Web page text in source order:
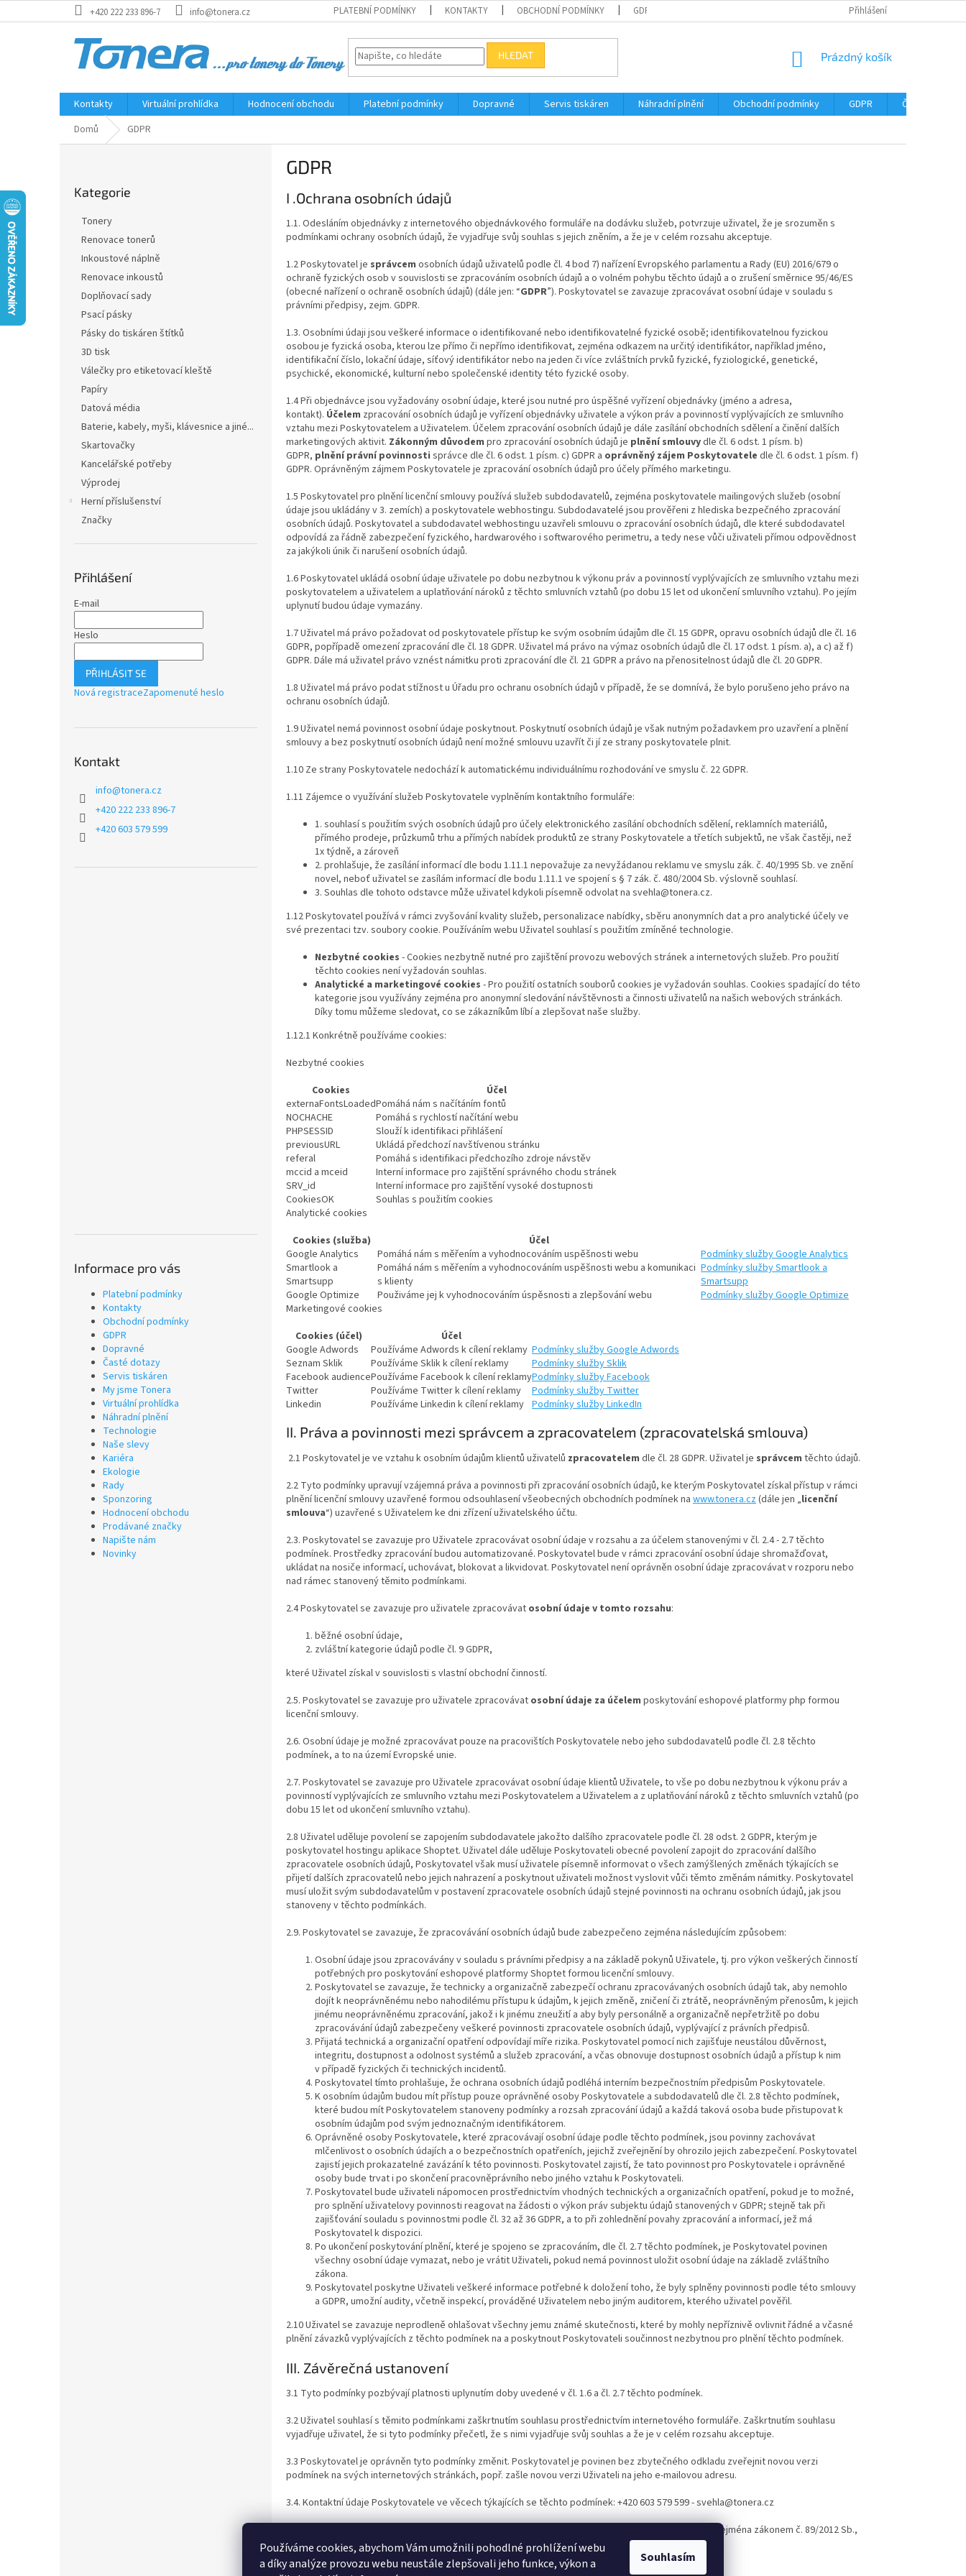
Používáme cookies, abychom Vám umožnili pohodlné prohlížení webu
a díky analýze provozu webu neustále zlepšovali jeho funkce, výkon a
Souhlasím
na
+420 222 233 896-7 info@tonera.cz PLATEBNÍ PODMÍNKY KONTAKTY OBCHODNÍ PODMÍNKY GDPR SERVIS TISKÁREN
Přihlášení
HLEDAT
NÁKUPNÍ
Prázdný košík
Kontakty Virtuální prohlídka Hodnocení obchodu Platební podmínky Dopravné Servis tiskáren Náhradní plnění Obchodní podmínky GDPR
Časté dotazy
Domů
GDPR
kategorie
Kategorie
Tonery
Renovace tonerů
Inkoustové náplně
Renovace inkoustů
Doplňovací sady
Psací pásky
Pásky do tiskáren štítků
3D tisk
Válečky pro etiketovací kleště
Papíry
Datová média
Baterie, kabely, myši, klávesnice a jiné...
Skartovačky
Kancelářské potřeby
Výprodej
Herní příslušenství
Značky
Přihlášení
E-mail
Heslo
PŘIHLÁSIT SE
Nová registraceZapomenuté heslo
Kontakt
info@tonera.cz
+420 222 233 896-7
+420 603 579 599
Informace pro vás
Platební podmínky
Kontakty
Obchodní podmínky
GDPR
Dopravné
Časté dotazy
Servis tiskáren
My jsme Tonera
Virtuální prohlídka
Náhradní plnění
Technologie
Naše slevy
Kariéra
Ekologie
Rady
Sponzoring
Hodnocení obchodu
Prodávané značky
Napište nám
Novinky
GDPR
I .Ochrana osobních údajů
1.1. Odesláním objednávky z internetového objednávkového formuláře na dodávku služeb, potvrzuje uživatel, že je srozuměn s
podmínkami ochrany osobních údajů, že vyjadřuje svůj souhlas s jejich zněním, a že je v celém rozsahu akceptuje.
1.2 Poskytovatel je správcem osobních údajů uživatelů podle čl. 4 bod 7) nařízení Evropského parlamentu a Rady (EU) 2016/679 o
ochraně fyzických osob v souvislosti se zpracováním osobních údajů a o volném pohybu těchto údajů a o zrušení směrnice 95/46/ES
(obecné nařízení o ochraně osobních údajů) (dále jen: “GDPR”). Poskytovatel se zavazuje zpracovávat osobní údaje v souladu s
právními předpisy, zejm. GDPR.
1.3. Osobními údaji jsou veškeré informace o identifikované nebo identifikovatelné fyzické osobě; identifikovatelnou fyzickou
osobou je fyzická osoba, kterou lze přímo či nepřímo identifikovat, zejména odkazem na určitý identifikátor, například jméno,
identifikační číslo, lokační údaje, síťový identifikátor nebo na jeden či více zvláštních prvků fyzické, fyziologické, genetické,
psychické, ekonomické, kulturní nebo společenské identity této fyzické osoby.
1.4 Při objednávce jsou vyžadovány osobní údaje, které jsou nutné pro úspěšné vyřízení objednávky (jméno a adresa,
kontakt). Účelem zpracování osobních údajů je vyřízení objednávky uživatele a výkon práv a povinností vyplývajících ze smluvního
vztahu mezi Poskytovatelem a Uživatelem. Účelem zpracování osobních údajů je dále zasílání obchodních sdělení a činění dalších
marketingových aktivit. Zákonným důvodem pro zpracování osobních údajů je plnění smlouvydle čl. 6 odst. 1 písm. b)
GDPR, plnění právní povinnosti správce dle čl. 6 odst. 1 písm. c) GDPR a oprávněný zájem Poskytovatele dle čl. 6 odst. 1 písm. f)
GDPR. Oprávněným zájmem Poskytovatele je zpracování osobních údajů pro účely přímého marketingu.
1.5 Poskytovatel pro plnění licenční smlouvy používá služeb subdodavatelů, zejména poskytovatele mailingových služeb (osobní
údaje jsou ukládány v 3. zemích) a poskytovatele webhostingu. Subdodavatelé jsou prověřeni z hlediska bezpečného zpracování
osobních údajů. Poskytovatel a subdodavatel webhostingu uzavřeli smlouvu o zpracování osobních údajů, dle které subdodavatel
odpovídá za řádně zabezpečení fyzického, hardwarového i softwarového perimetru, a tedy nese vůči uživateli přímou odpovědnost
za jakýkoli únik či narušení osobních údajů.
1.6 Poskytovatel ukládá osobní údaje uživatele po dobu nezbytnou k výkonu práv a povinností vyplývajících ze smluvního vztahu mezi
poskytovatelem a uživatelem a uplatňování nároků z těchto smluvních vztahů (po dobu 15 let od ukončení smluvního vztahu). Po jejím
uplynutí budou údaje vymazány.
1.7 Uživatel má právo požadovat od poskytovatele přístup ke svým osobním údajům dle čl. 15 GDPR, opravu osobních údajů dle čl. 16
GDPR, popřípadě omezení zpracování dle čl. 18 GDPR. Uživatel má právo na výmaz osobních údajů dle čl. 17 odst. 1 písm. a), a c) až f)
GDPR. Dále má uživatel právo vznést námitku proti zpracování dle čl. 21 GDPR a právo na přenositelnost údajů dle čl. 20 GDPR.
1.8 Uživatel má právo podat stížnost u Úřadu pro ochranu osobních údajů v případě, že se domnívá, že bylo porušeno jeho právo na
ochranu osobních údajů.
1.9 Uživatel nemá povinnost osobní údaje poskytnout. Poskytnutí osobních údajů je však nutným požadavkem pro uzavření a plnění
smlouvy a bez poskytnutí osobních údajů není možné smlouvu uzavřít či jí ze strany poskytovatele plnit.
1.10 Ze strany Poskytovatele nedochází k automatickému individuálnímu rozhodování ve smyslu č. 22 GDPR.
1.11 Zájemce o využívání služeb Poskytovatele vyplněním kontaktního formuláře:
1. souhlasí s použitím svých osobních údajů pro účely elektronického zasílání obchodních sdělení, reklamních materiálů,
přímého prodeje, průzkumů trhu a přímých nabídek produktů ze strany Poskytovatele a třetích subjektů, ne však častěji, než
1x týdně, a zároveň
2. prohlašuje, že zasílání informací dle bodu 1.11.1 nepovažuje za nevyžádanou reklamu ve smyslu zák. č. 40/1995 Sb. ve znění
novel, neboť uživatel se zasílám informací dle bodu 1.11.1 ve spojení s § 7 zák. č. 480/2004 Sb. výslovně souhlasí.
3. Souhlas dle tohoto odstavce může uživatel kdykoli písemně odvolat na svehla@tonera.cz.
1.12 Poskytovatel používá v rámci zvyšování kvality služeb, personalizace nabídky, sběru anonymních dat a pro analytické účely ve
své prezentaci tzv. soubory cookie. Používáním webu Uživatel souhlasí s použitím zmíněné technologie.
Nezbytné cookies - Cookies nezbytně nutné pro zajištění provozu webových stránek a internetových služeb. Pro použití
těchto cookies není vyžadován souhlas.
Analytické a marketingové cookies - Pro použití ostatních souborů cookies je vyžadován souhlas. Cookies spadající do této
kategorie jsou využívány zejména pro anonymní sledování návštěvnosti a činnosti uživatelů na našich webových stránkách.
Díky tomu můžeme sledovat, co se zákazníkům líbí a zlepšovat naše služby.
1.12.1 Konkrétně používáme cookies:
Nezbytné cookies
Cookies
Účel
externaFontsLoadedPomáhá nám s načítáním fontů
NOCHACHE
Pomáhá s rychlostí načítání webu
PHPSESSID
Slouží k identifikaci přihlášení
previousURL
Ukládá předchozí navštívenou stránku
referal
Pomáhá s identifikaci předchozího zdroje návstěv
mccid a mceid
Interní informace pro zajištění správného chodu stránek
SRV_id
Interní informace pro zajištění vysoké dostupnosti
CookiesOK
Souhlas s použitím cookies
Analytické cookies
Cookies (služba)
Účel
Google Analytics
Pomáhá nám s měřením a vyhodnocováním uspěšnosti webu
Podmínky služby Google Analytics
Smartlook a
Smartsupp
Pomáhá nám s měřením a vyhodnocováním uspěšnosti webu a komunikaci
s klienty
Podmínky služby Smartlook a
Smartsupp
Google Optimize
Použiváme jej k vyhodnocováním úspěsnosti a zlepšování webu
Podmínky služby Google Optimize
Marketingové cookies
Cookies (účel)
Účel
Google Adwords
Používáme Adwords k cílení reklamy Podmínky služby Google Adwords
Seznam Sklik
Používáme Sklik k cílení reklamy
Podmínky služby Sklik
Facebook audiencePoužíváme Facebook k cílení reklamyPodmínky služby Facebook
Twitter
Používáme Twitter k cílení reklamy
Podmínky služby Twitter
Linkedin
Používáme Linkedin k cílení reklamy Podmínky služby LinkedIn
II. Práva a povinnosti mezi správcem a zpracovatelem (zpracovatelská smlouva)
2.1 Poskytovatel je ve vztahu k osobním údajům klientů uživatelů zpracovatelem dle čl. 28 GDPR. Uživatel je správcem těchto údajů.
2.2 Tyto podmínky upravují vzájemná práva a povinnosti při zpracování osobních údajů, ke kterým Poskytovatel získal přístup v rámci
plnění licenční smlouvy uzavřené formou odsouhlasení všeobecných obchodních podmínek na www.tonera.cz(dále jen „licenční
smlouva“) uzavřené s Uživatelem ke dni zřízení uživatelského účtu.
2.3. Poskytovatel se zavazuje pro Uživatele zpracovávat osobní údaje v rozsahu a za účelem stanovenými v čl. 2.4 - 2.7 těchto
podmínek. Prostředky zpracování budou automatizované. Poskytovatel bude v rámci zpracování osobní údaje shromažďovat,
ukládat na nosiče informací, uchovávat, blokovat a likvidovat. Poskytovatel není oprávněn osobní údaje zpracovávat v rozporu nebo
nad rámec stanovený těmito podmínkami.
2.4 Poskytovatel se zavazuje pro uživatele zpracovávat osobní údaje v tomto rozsahu:
běžné osobní údaje,
zvláštní kategorie údajů podle čl. 9 GDPR,
které Uživatel získal v souvislosti s vlastní obchodní činností.
2.5. Poskytovatel se zavazuje pro uživatele zpracovávat osobní údaje za účelem poskytování eshopové platformy php formou
licenční smlouvy.
2.6. Osobní údaje je možné zpracovávat pouze na pracovištích Poskytovatele nebo jeho subdodavatelů podle čl. 2.8 těchto
podmínek, a to na území Evropské unie.
2.7. Poskytovatel se zavazuje pro Uživatele zpracovávat osobní údaje klientů Uživatele, to vše po dobu nezbytnou k výkonu práv a
povinností vyplývajících ze smluvního vztahu mezi Poskytovatelem a Uživatelem a z uplatňování nároků z těchto smluvních vztahů (po
dobu 15 let od ukončení smluvního vztahu).
2.8 Uživatel uděluje povolení se zapojením subdodavatele jakožto dalšího zpracovatele podle čl. 28 odst. 2 GDPR, kterým je
poskytovatel hostingu aplikace Shoptet. Uživatel dále uděluje Poskytovateli obecné povolení zapojit do zpracování dalšího
zpracovatele osobních údajů, Poskytovatel však musí uživatele písemně informovat o všech zamýšlených změnách týkajících se
přijetí dalších zpracovatelů nebo jejich nahrazení a poskytnout uživateli možnost vyslovit vůči těmto změnám námitky. Poskytovatel
musí uložit svým subdodavatelům v postavení zpracovatele osobních údajů stejné povinnosti na ochranu osobních údajů, jak jsou
stanoveny v těchto podmínkách.
2.9. Poskytovatel se zavazuje, že zpracovávání osobních údajů bude zabezpečeno zejména následujícím způsobem:
Osobní údaje jsou zpracovávány v souladu s právními předpisy a na základě pokynů Uživatele, tj. pro výkon veškerých činností
potřebných pro poskytování eshopové platformy Shoptet formou licenční smlouvy.
Poskytovatel se zavazuje, že technicky a organizačně zabezpečí ochranu zpracovávaných osobních údajů tak, aby nemohlo
dojít k neoprávněnému nebo nahodilému přístupu k údajům, k jejich změně, zničení či ztrátě, neoprávněným přenosům, k jejich
jinému neoprávněnému zpracování, jakož i k jinému zneužití a aby byly personálně a organizačně nepřetržitě po dobu
zpracovávání údajů zabezpečeny veškeré povinnosti zpracovatele osobních údajů, vyplývající z právních předpisů.
Přijatá technická a organizační opatření odpovídají míře rizika. Poskytovatel pomocí nich zajišťuje neustálou důvěrnost,
integritu, dostupnost a odolnost systémů a služeb zpracování, a včas obnovuje dostupnost osobních údajů a přístup k nim
v případě fyzických či technických incidentů.
Poskytovatel tímto prohlašuje, že ochrana osobních údajů podléhá interním bezpečnostním předpisům Poskytovatele.
K osobním údajům budou mít přístup pouze oprávněné osoby Poskytovatele a subdodavatelů dle čl. 2.8 těchto podmínek,
které budou mít Poskytovatelem stanoveny podmínky a rozsah zpracování údajů a každá taková osoba bude přistupovat k
osobním údajům pod svým jednoznačným identifikátorem.
Oprávněné osoby Poskytovatele, které zpracovávají osobní údaje podle těchto podmínek, jsou povinny zachovávat
mlčenlivost o osobních údajích a o bezpečnostních opatřeních, jejichž zveřejnění by ohrozilo jejich zabezpečení. Poskytovatel
zajistí jejich prokazatelné zavázání k této povinnosti. Poskytovatel zajistí, že tato povinnost pro Poskytovatele i oprávněné
osoby bude trvat i po skončení pracovněprávního nebo jiného vztahu k Poskytovateli.
Poskytovatel bude uživateli nápomocen prostřednictvím vhodných technických a organizačních opatření, pokud je to možné,
pro splnění uživatelovy povinnosti reagovat na žádosti o výkon práv subjektu údajů stanovených v GDPR; stejně tak při
zajišťování souladu s povinnostmi podle čl. 32 až 36 GDPR, a to při zohlednění povahy zpracování a informací, jež má
Poskytovatel k dispozici.
Po ukončení poskytování plnění, které je spojeno se zpracováním, dle čl. 2.7 těchto podmínek, je Poskytovatel povinen
všechny osobní údaje vymazat, nebo je vrátit Uživateli, pokud nemá povinnost uložit osobní údaje na základě zvláštního
zákona.
Poskytovatel poskytne Uživateli veškeré informace potřebné k doložení toho, že byly splněny povinnosti podle této smlouvy
a GDPR, umožní audity, včetně inspekcí, prováděné Uživatelem nebo jiným auditorem, kterého uživatel pověřil.
2.10 Uživatel se zavazuje neprodleně ohlašovat všechny jemu známé skutečnosti, které by mohly nepříznivě ovlivnit řádné a včasné
plnění závazků vyplývajících z těchto podmínek na a poskytnout Poskytovateli součinnost nezbytnou pro plnění těchto podmínek.
III. Závěrečná ustanovení
3.1 Tyto podmínky pozbývají platnosti uplynutím doby uvedené v čl. 1.6 a čl. 2.7 těchto podmínek.
3.2 Uživatel souhlasí s těmito podmínkami zaškrtnutím souhlasu prostřednictvím internetového formuláře. Zaškrtnutím souhlasu
vyjadřuje uživatel, že si tyto podmínky přečetl, že s nimi vyjadřuje svůj souhlas a že je v celém rozsahu akceptuje.
3.3 Poskytovatel je oprávněn tyto podmínky změnit. Poskytovatel je povinen bez zbytečného odkladu zveřejnit novou verzi
podmínek na svých internetových stránkách, popř. zašle novou verzi Uživateli na jeho e-mailovou adresu.
3.4. Kontaktní údaje Poskytovatele ve věcech týkajících se těchto podmínek: +420 603 579 599 - svehla@tonera.cz
3.5 Vztahy těmito podmínkami výslovně neupravené se řídí GDPR a právním řádem České republiky, zejména zákonem č. 89/2012 Sb.,
občanský zákoník, v platném znění.
Tyto podmínky nabývají účinnosti dnem 18.5.2018.